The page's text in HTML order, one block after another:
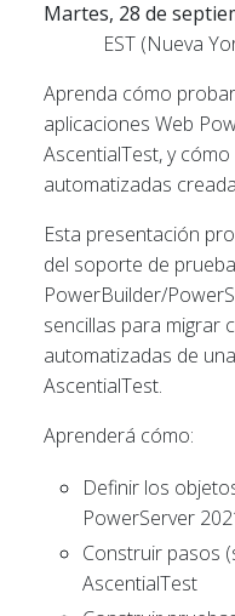
Martes, 28 de
EST (Nueva
Aprenda cómo
aplicaciones Web
AscentialTest, y
automatizadas
Esta presentación
del soporte de
PowerBuilder/
sencillas para migrar
automatizadas de
AscentialTest.
Aprenderá cómo:
Definir los
PowerServer
Construir pasos
AscentialTest